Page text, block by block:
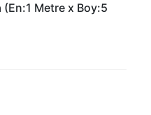
Metre x Boy:5